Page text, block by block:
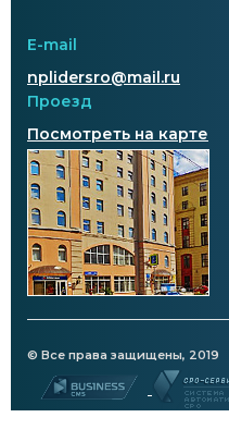
E-mail
nplidersro@mail.ru
Проезд
Посмотреть на карте
© Все права защищены, 2019